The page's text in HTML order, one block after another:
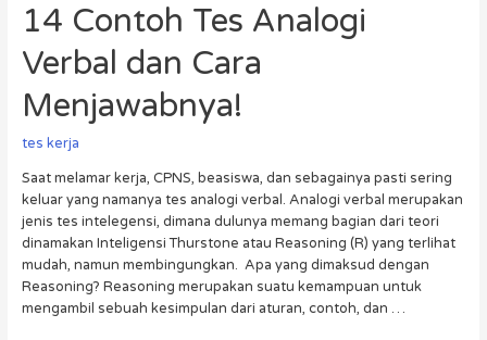
14 Contoh Tes Analogi
Verbal dan Cara
Menjawabnya!
tes kerja
Saat melamar kerja, CPNS, beasiswa, dan sebagainya pasti sering
keluar yang namanya tes analogi verbal. Analogi verbal merupakan
jenis tes intelegensi, dimana dulunya memang bagian dari teori
dinamakan Inteligensi Thurstone atau Reasoning (R) yang terlihat
mudah, namun membingungkan. Apa yang dimaksud dengan
Reasoning? Reasoning merupakan suatu kemampuan untuk
mengambil sebuah kesimpulan dari aturan, contoh, dan …